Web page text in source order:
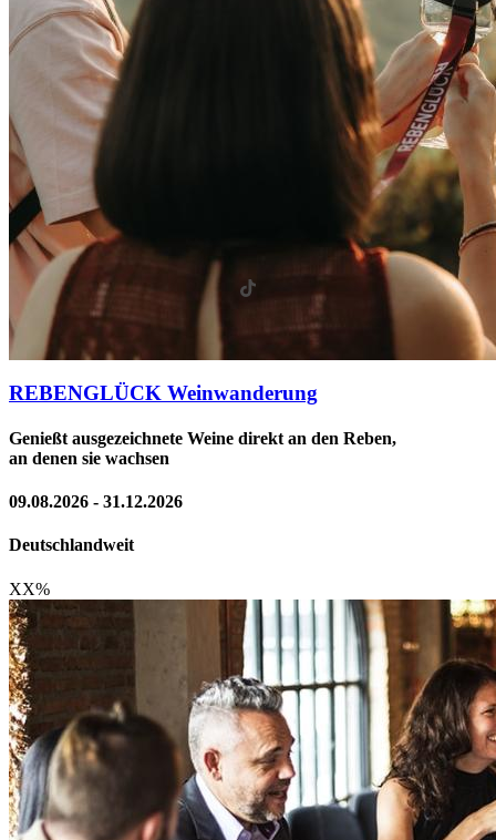
REBENGLÜCK Weinwanderung
Genießt ausgezeichnete Weine direkt an den Reben,
an denen sie wachsen
09.08.2026 - 31.12.2026
Deutschlandweit
XX%